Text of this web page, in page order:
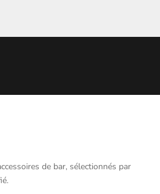
de bar, sélectionnés par